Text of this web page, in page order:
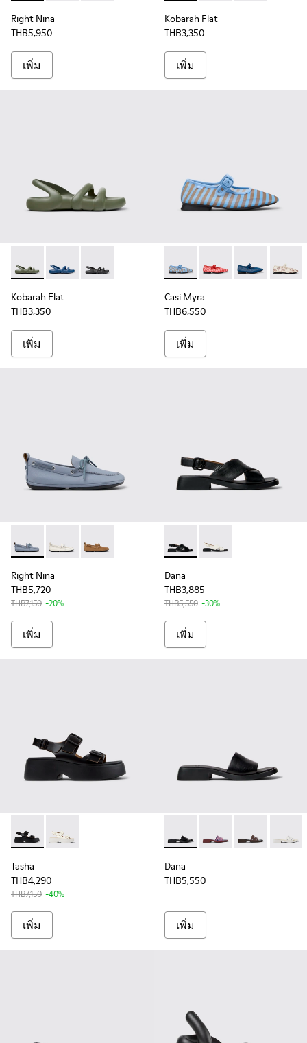
Right Nina
THB5,950
เพิ่ม
Kobarah Flat
THB3,350
เพิ่ม
Kobarah Flat - K201636-018 - รองเท้าแตะวัสดุสังเคราะห์สีเ
Kobarah Flat - K201636-021 - รองเท้าแตะวัสดุสังเค
Kobarah Flat - K201636-001 - รองเท้าแตะวั
Kobarah Flat
THB3,350
เพิ่ม
Casi Myra - K201628-011 -
Casi Myra - K201628-
Casi Myra -
Casi
Casi Myra
THB6,550
เพิ่ม
Right Nina - K201848-005 - รองเท้าบัลเลริน่าหนังสีน้ําเงินสํ
Right Nina - K201848-004 - รองเท้าบัลเลริน่าหนังสี
Right Nina - K201848-003
Right Nina
THB5,720
THB7,150 -20%
เพิ่ม
Dana - K201600-002 - รอ
Dana - K201600-
Dana
THB3,885
THB5,550 -30%
เพิ่ม
Tasha - K201712-001 - รองเท้ารัดส้นหนังสีดําสําหรับผู้หญิง
Tasha - K201712-002
Tasha
THB4,290
THB7,150 -40%
เพิ่ม
Dana - K201740-001 - รอง
Dana - K201740-
Dana -Dana
Dana
THB5,550
เพิ่ม